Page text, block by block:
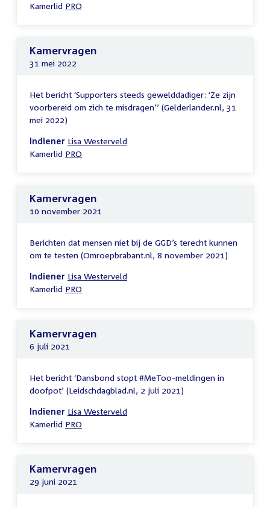
Kamerlid PRO
Kamervragen
31 mei 2022
Het bericht ‘Supporters steeds gewelddadiger: ‘Ze zijn
voorbereid om zich te misdragen’’ (Gelderlander.nl, 31
mei 2022)
Indiener Lisa Westerveld
Kamerlid PRO
Kamervragen
10 november 2021
Berichten dat mensen niet bij de GGD’s terecht kunnen
om te testen (Omroepbrabant.nl, 8 november 2021)
Indiener Lisa Westerveld
Kamerlid PRO
Kamervragen
6 juli 2021
Het bericht ‘Dansbond stopt #MeToo-meldingen in
doofpot’ (Leidschdagblad.nl, 2 juli 2021)
Indiener Lisa Westerveld
Kamerlid PRO
Kamervragen
29 juni 2021